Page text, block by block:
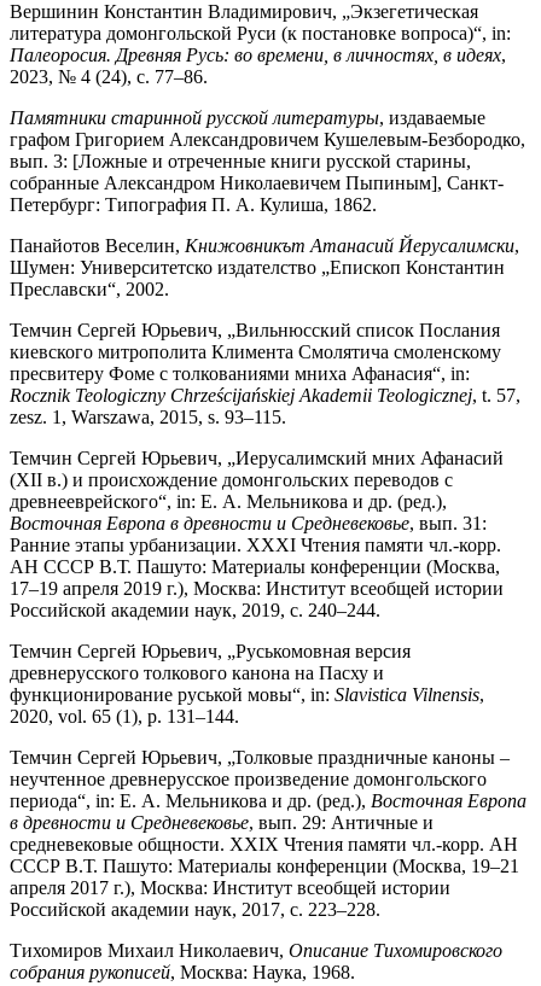
Вершинин Константин Владимирович, „Экзегетическая
литература домонгольской Руси (к постановке вопроса)“, in:
Палеоросия. Древняя Русь: во времени, в личностях, в идеях,
2023, № 4 (24), с. 77–86.
Памятники старинной русской литературы, издаваемые
графом Григорием Александровичем Кушелевым-Безбородко,
вып. 3: [Ложные и отреченные книги русской старины,
собранные Александром Николаевичем Пыпиным], Санкт-
Петербург: Типография П. А. Кулиша, 1862.
Панайотов Веселин, Книжовникът Атанасий Йерусалимски,
Шумен: Университетско издателство „Епископ Константин
Преславски“, 2002.
Темчин Сергей Юрьевич, „Вильнюсский список Послания
киевского митрополита Климента Смолятича смоленскому
пресвитеру Фоме с толкованиями мниха Афанасия“, in:
Rocznik Teologiczny Chrześcijańskiej Akademii Teologicznej, t. 57,
zesz. 1, Warszawa, 2015, s. 93–115.
Темчин Сергей Юрьевич, „Иерусалимский мних Афанасий
(XII в.) и происхождение домонгольских переводов с
древнееврейского“, in: Е. А. Мельникова и др. (ред.),
Восточная Европа в древности и Средневековье, вып. 31:
Ранние этапы урбанизации. XXXI Чтения памяти чл.-корр.
АН СССР В.Т. Пашуто: Материалы конференции (Москва,
17–19 апреля 2019 г.), Москва: Институт всеобщей истории
Российской академии наук, 2019, с. 240–244.
Темчин Сергей Юрьевич, „Руськомовная версия
древнерусского толкового канона на Пасху и
функционирование руськой мовы“, in: Slavistica Vilnensis,
2020, vol. 65 (1), p. 131–144.
Темчин Сергей Юрьевич, „Толковые праздничные каноны –
неучтенное древнерусское произведение домонгольского
периода“, in: Е. А. Мельникова и др. (ред.), Восточная Европа
в древности и Средневековье, вып. 29: Античные и
средневековые общности. XХIX Чтения памяти чл.-корр. АН
СССР В.Т. Пашуто: Материалы конференции (Москва, 19–21
апреля 2017 г.), Москва: Институт всеобщей истории
Российской академии наук, 2017, с. 223–228.
Тихомиров Михаил Николаевич, Описание Тихомировского
собрания рукописей, Москва: Наука, 1968.